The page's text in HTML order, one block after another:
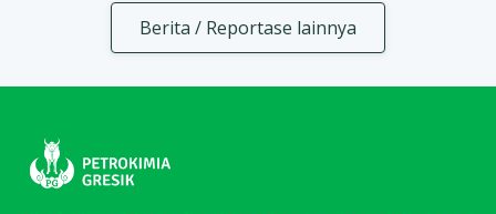
Berita / Reportase lainnya